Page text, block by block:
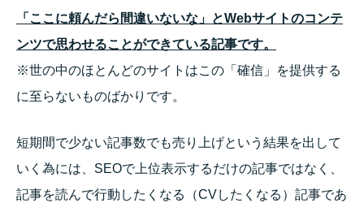
「ここに頼んだら間違いないな」とWebサイトのコンテ
ンツで思わせることができている記事です。
※世の中のほとんどのサイトはこの「確信」を提供する
に至らないものばかりです。
短期間で少ない記事数でも売り上げという結果を出して
いく為には、SEOで上位表示するだけの記事ではなく、
記事を読んで行動したくなる（CVしたくなる）記事であ